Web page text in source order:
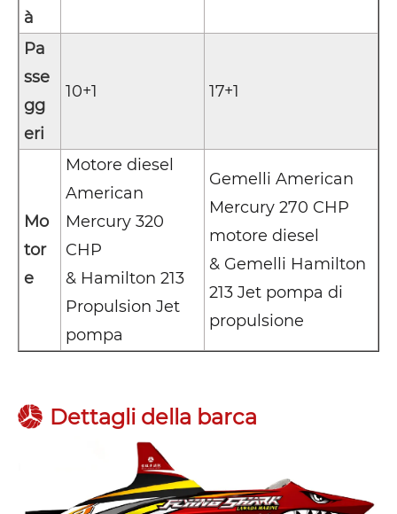
à
Pa
sse
gg
eri
10+1 17+1
Mo
tor
e
Motore diesel
American
Mercury 320
CHP
& Hamilton 213
Propulsion Jet
pompa
Gemelli American
Mercury 270 CHP
motore diesel
& Gemelli Hamilton
213 Jet pompa di
propulsione
Dettagli della barca